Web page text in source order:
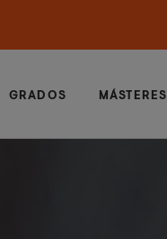
GRADOS MÁSTERES